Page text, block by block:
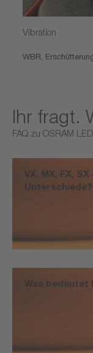
Vibration
WBR,
Ihr fragt.
FAQ zu OSRAM
VX, MX, FX,
Unterschiede?
Was bedeutet